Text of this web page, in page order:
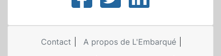
Contact
A propos de L'Embarqué